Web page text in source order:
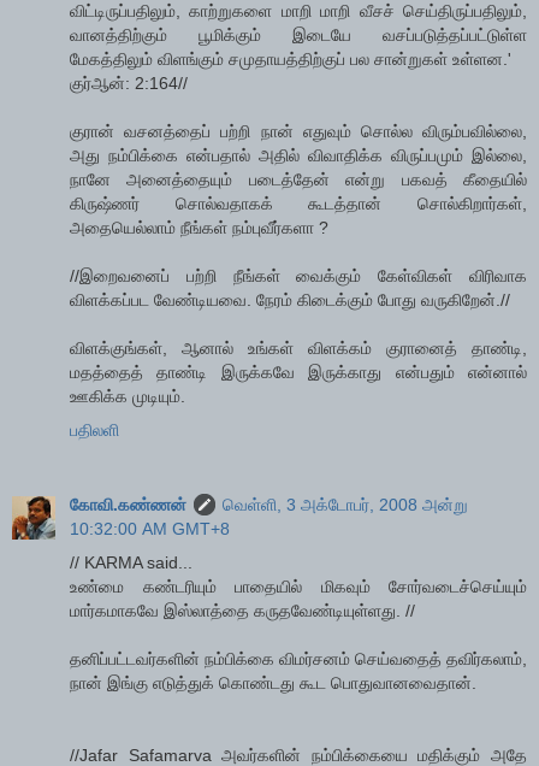
விட்டிருப்பதிலும், காற்றுகளை மாறி மாறி வீசச் செய்திருப்பதிலும்,
வானத்திற்கும் பூமிக்கும் இடையே வசப்படுத்தப்பட்டுள்ள
மேகத்திலும் விளங்கும் சமுதாயத்திற்குப் பல சான்றுகள் உள்ளன.'
குர்ஆன்: 2:164//
குரான் வசனத்தைப் பற்றி நான் எதுவும் சொல்ல விரும்பவில்லை,
அது நம்பிக்கை என்பதால் அதில் விவாதிக்க விருப்பமும் இல்லை,
நானே அனைத்தையும் படைத்தேன் என்று பகவத் கீதையில்
கிருஷ்ணர் சொல்வதாகக் கூடத்தான் சொல்கிறார்கள்,
அதையெல்லாம் நீங்கள் நம்புவீர்களா ?
//இறைவனைப் பற்றி நீங்கள் வைக்கும் கேள்விகள் விரிவாக
விளக்கப்பட வேண்டியவை. நேரம் கிடைக்கும் போது வருகிறேன்.//
விளக்குங்கள், ஆனால் உங்கள் விளக்கம் குரானைத் தாண்டி,
மதத்தைத் தாண்டி இருக்கவே இருக்காது என்பதும் என்னால்
ஊகிக்க முடியும்.
பதிலளி
கோவி.கண்ணன்
வெள்ளி, 3 அக்டோபர், 2008 அன்று
10:32:00 AM GMT+8
// KARMA said...
உண்மை கண்டரியும் பாதையில் மிகவும் சோர்வடைச்செய்யும்
மார்கமாகவே இஸ்லாத்தை கருதவேண்டியுள்ளது. //
தனிப்பட்டவர்களின் நம்பிக்கை விமர்சனம் செய்வதைத் தவிர்கலாம்,
நான் இங்கு எடுத்துக் கொண்டது கூட பொதுவானவைதான்.
//Jafar Safamarva அவர்களின் நம்பிக்கையை மதிக்கும் அதே